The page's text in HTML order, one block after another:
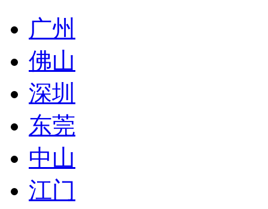
广州
佛山
深圳
东莞
中山
江门